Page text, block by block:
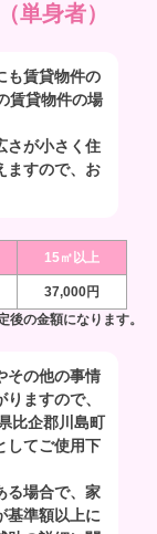
単身者）
も賃貸物件の
賃貸物件の場
さが小さく住
ますので、お
15㎡以上
37,000円
の金額になります。
その他の事情
ますので、
比企郡川島町
してご使用下
る場合で、家
基準額以上に